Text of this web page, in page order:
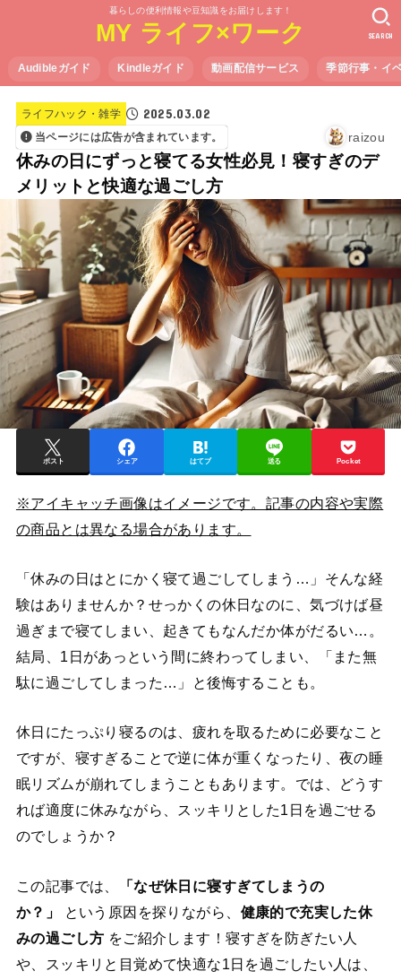
暮らしの便利情報や豆知識をお届けします！
MY ライフ×ワーク
Audibleガイド Kindleガイド 動画配信サービス 季節行事・イ
SEARCH
ライフハック・雑学 2025.03.02
当ページには広告が含まれています。 raizou
休みの日にずっと寝てる女性必見！寝すぎのデ
メリットと快適な過ごし方
ポスト シェア はてブ 送る Pocket
※アイキャッチ画像はイメージです。記事の内容や実際
の商品とは異なる場合があります。
「休みの日はとにかく寝て過ごしてしまう…」そんな経
験はありませんか？せっかくの休日なのに、気づけば昼
過ぎまで寝てしまい、起きてもなんだか体がだるい…。
結局、1日があっという間に終わってしまい、「また無
駄に過ごしてしまった…」と後悔することも。
休日にたっぷり寝るのは、疲れを取るために必要なこと
ですが、寝すぎることで逆に体が重くなったり、夜の睡
眠リズムが崩れてしまうこともあります。では、どうす
れば適度に休みながら、スッキリとした1日を過ごせる
のでしょうか？
この記事では、
「なぜ休日に寝すぎてしまうの
か？」
という原因を探りながら、 健康的で充実した休
みの過ごし方 をご紹介します！寝すぎを防ぎたい人
や、スッキリと目覚めて快適な1日を過ごしたい人は、